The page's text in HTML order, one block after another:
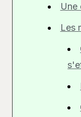
Une
Les